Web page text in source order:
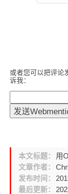
或者您可以把评论
诉我：
本文标题：
用
文章作者：
发布时间：
最后更新：